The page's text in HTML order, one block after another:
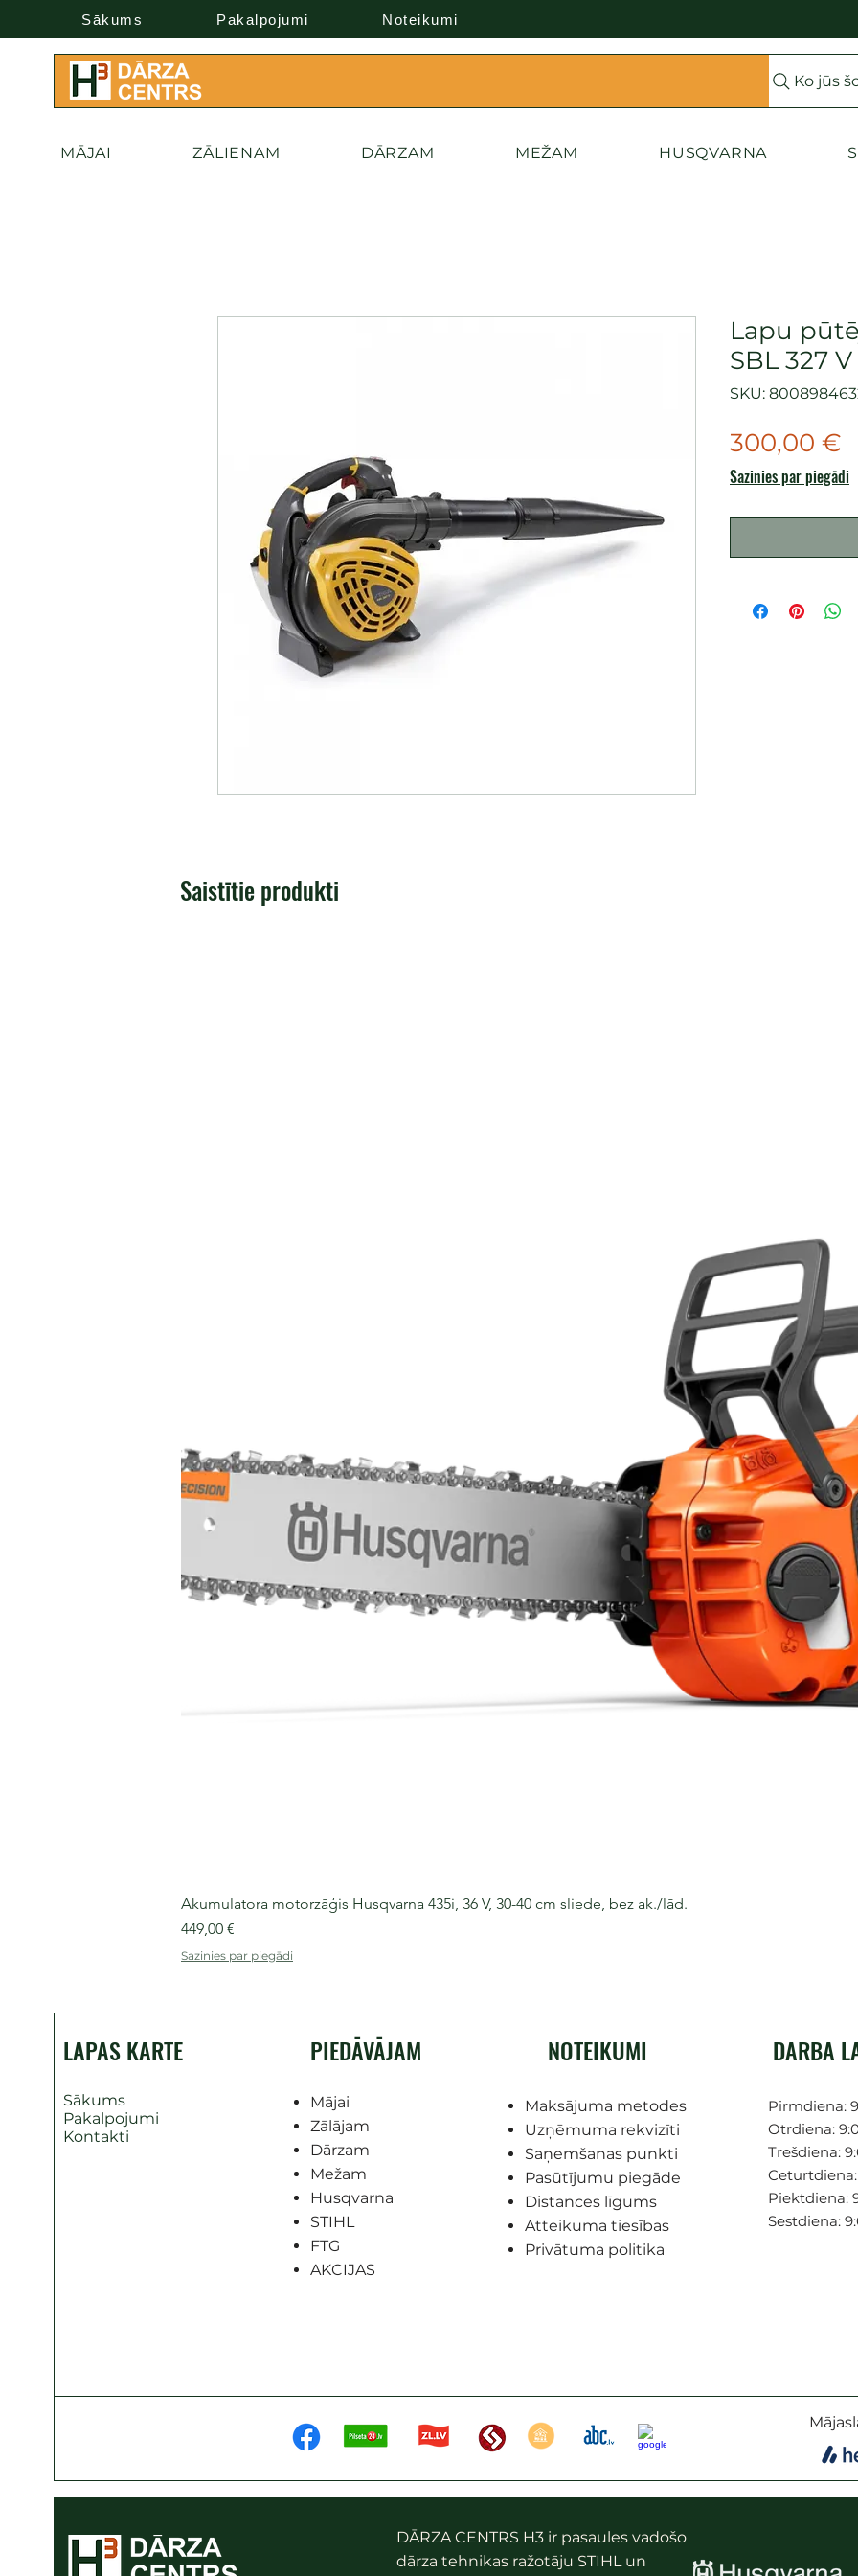
Sākums Pakalpojumi Noteikumi
Ko jūs
MĀJAI ZĀLIENAM DĀRZAM MEŽAM HUSQVARNA
Lapu
SBL 327 V
SKU:
300,00 €
Sazinies par piegādi
Saistītie produkti
Akumulatora motorzāģis Husqvarna 435i, 36 V, 30-40 cm sliede, bez ak./lād.
Cena
449,00 €
Sazinies par piegādi
LAPAS KARTE
Sākums
Pakalpojumi
Kontakti
PIEDĀVĀJAM
Mājai
Zālājam
Dārzam
Mežam
Husqvarna
STIHL
FTG
AKCIJAS
NOTEIKUMI
Maksājuma metodes
Uzņēmuma rekvizīti
Saņemšanas punkti
Pasūtījumu piegāde
Distances līgums
Atteikuma tiesības
Privātuma politika
DARBA
Pirmdiena:
Otrdiena:
Trešdiena:
Ceturtdiena:
Piektdiena:
Sestdiena:
DĀRZA CENTRS H3 ir pasaules vadošo
dārza tehnikas ražotāju STIHL un